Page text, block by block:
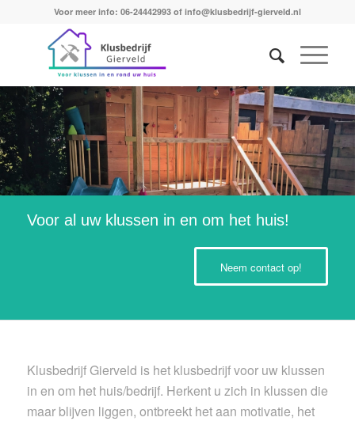
Voor meer info: 06-24442993 of info@klusbedrijf-gierveld.nl
Voor al uw klussen in en om het huis!
Neem contact op!
Klusbedrijf Gierveld is het klusbedrijf voor uw klussen
in en om het huis/bedrijf. Herkent u zich in klussen die
maar blijven liggen, ontbreekt het aan motivatie, het